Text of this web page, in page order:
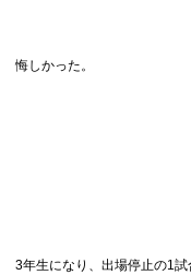
悔しかった。
3年生になり、出場停止の1